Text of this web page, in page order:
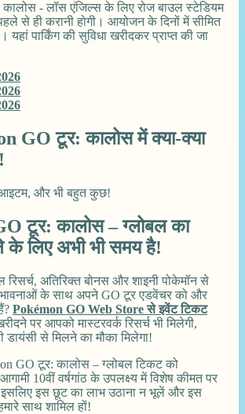
- लॉस एंजिल्स के लिए रोज बाउल स्टेडियम
से ही करानी होगी। आयोजन के दिनों में सीमित
यहां पार्किंग की सुविधा खरीदकर प्राप्त की जा
GO टूर: कालोस में क्या-क्या
आइटम, और भी बहुत कुछ!
टूर: कालोस – ग्लोबल का
के लिए अभी भी समय है!
अतिरिक्त बोनस और शाइनी पोकेमॉन से
के साथ अपने GO टूर एडवेंचर को और
Pokémon GO Web Store से इवेंट टिकट
पर आपको मास्टरवर्क रिसर्च भी मिलेगी,
से मिलने का मौका मिलेगा!
GO टूर: कालोस – ग्लोबल टिकट को
10वीं वर्षगांठ के उपलक्ष्य में विशेष कीमत पर
इसलिए इस छूट का लाभ उठाना न भूलें और इस
साथ शामिल हों!